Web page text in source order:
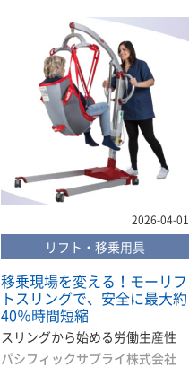
2026-04-01
リフト・移乗用具
移乗現場を変える！モーリフ
トスリングで、安全に最大約
40％時間短縮
スリングから始める労働生産性
パシフィックサプライ株式会社